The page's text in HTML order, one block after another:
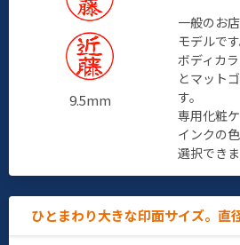
9.5mm
一般のお
モデルです
ボディカ
とマット
す。
専用化粧
インクの
選択できま
ひとまわり大きな印面サイズ。直